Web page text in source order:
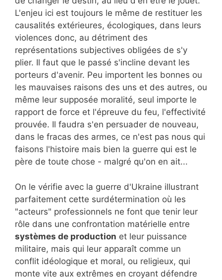
L'enjeu ici est toujours le même de restituer les
causalités extérieures, écologiques, dans leurs
violences donc, au détriment des
représentations subjectives obligées de s'y
plier. Il faut que le passé s'incline devant les
porteurs d'avenir. Peu importent les bonnes ou
les mauvaises raisons des uns et des autres, ou
même leur supposée moralité, seul importe le
rapport de force et l'épreuve du feu, l'effectivité
prouvée. Il faudra s'en persuader de nouveau,
dans le fracas des armes, ce n'est pas nous qui
faisons l'histoire mais bien la guerre qui est le
père de toute chose - malgré qu'on en ait...
On le vérifie avec la guerre d'Ukraine illustrant
parfaitement cette surdétermination où les
"acteurs" professionnels ne font que tenir leur
rôle dans une confrontation matérielle entre
systèmes de production et leur puissance
militaire, mais qui leur apparaît comme un
conflit idéologique et moral, ou religieux, qui
monte vite aux extrêmes en croyant défendre